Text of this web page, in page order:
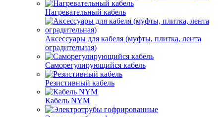
Нагревательный кабель
Аксессуары для кабеля (муфты, плитка, лента
оградительная)
Саморегулирующийся кабель
Резистивный кабель
Кабель NYM